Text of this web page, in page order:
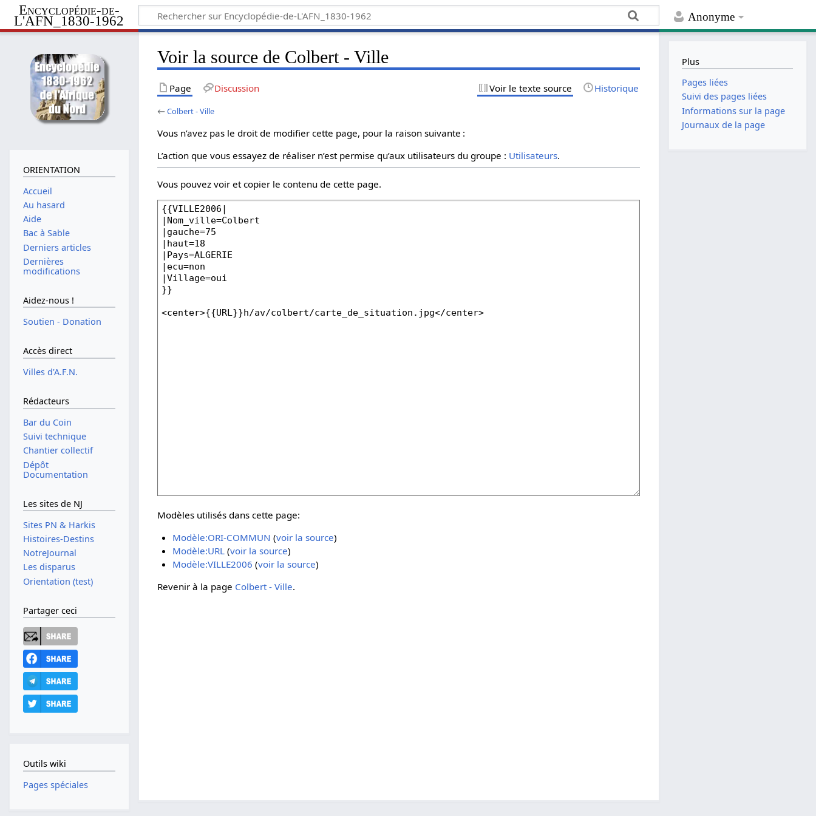
Anonyme
Encyclopédie-de-
L'AFN_1830-1962
Voir la source de Colbert - Ville
Page Discussion Voir le texte source Historique
←Colbert - Ville
Vous n’avez pas le droit de modifier cette page, pour la raison suivante :
L’action que vous essayez de réaliser n’est permise qu’aux utilisateurs du groupe : Utilisateurs.
Vous pouvez voir et copier le contenu de cette page.
Modèles utilisés dans cette page:
Modèle:ORI-COMMUN (voir la source)
Modèle:URL(voir la source)
Modèle:VILLE2006 (voir la source)
Revenir à la page Colbert - Ville.
ORIENTATION
Accueil
Au hasard
Aide
Bac à Sable
Derniers articles
Dernières
modifications
Aidez-nous !
Soutien - Donation
Accès direct
Villes d'A.F.N.
Rédacteurs
Bar du Coin
Suivi technique
Chantier collectif
Dépôt
Documentation
Les sites de NJ
Sites PN & Harkis
Histoires-Destins
NotreJournal
Les disparus
Orientation (test)
Partager ceci
Outils wiki
Pages spéciales
Plus
Pages liées
Suivi des pages liées
Informations sur la page
Journaux de la page